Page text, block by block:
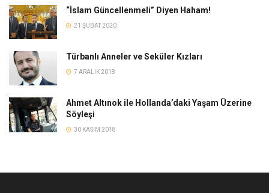
“İslam Güncellenmeli” Diyen Haham!
21 ŞUBAT 2020
Türbanlı Anneler ve Seküler Kızları
7 ARALIK 2018
Ahmet Altınok ile Hollanda’daki Yaşam Üzerine
Söyleşi
30 KASIM 2018